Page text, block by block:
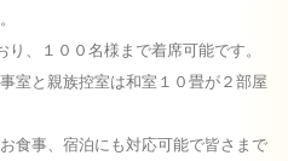
、１００名様まで着席可能です。
室と親族控室は和室１０畳が２部屋
食事、宿泊にも対応可能で皆さまで